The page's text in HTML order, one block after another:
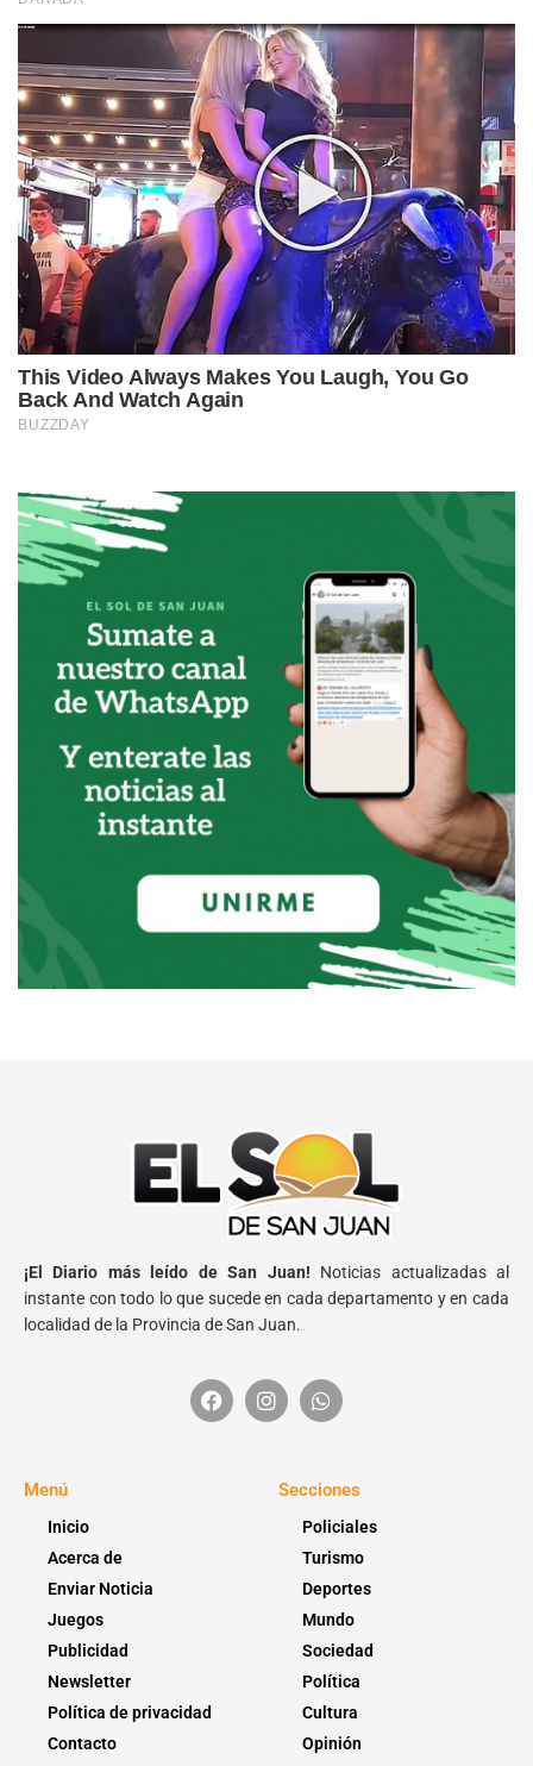
¡El Diario más leído de San Juan! Noticias actualizadas al
instante con todo lo que sucede en cada departamento y en cada
localidad de la Provincia de San Juan.
Menú
Inicio
Acerca de
Enviar Noticia
Juegos
Publicidad
Newsletter
Política de privacidad
Contacto
Secciones
Policiales
Turismo
Deportes
Mundo
Sociedad
Política
Cultura
Opinión